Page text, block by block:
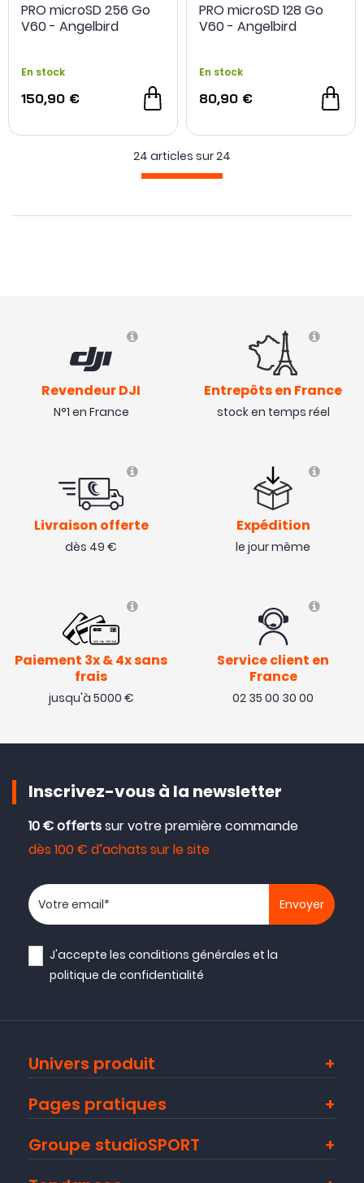
PRO microSD 256 Go
V60 - Angelbird
En stock
150,90 €
PRO microSD 128 Go
V60 - Angelbird
En stock
80,90 €
24 articles sur24
Revendeur DJI
N°1 en France
Entrepôts en France
stock en temps réel
Livraison offerte
dès 49 €
Expédition
le jour même
Paiement 3x & 4x sans
frais
jusqu'à 5000 €
Service client en
France
02 35 00 30 00
Inscrivez-vous à la newsletter
10 € offertssur votre première commande
dès 100 € d’achats sur le site
Votre adresse email
J'accepte lesconditions générales et la
politique de confidentialité
Univers produit
Pages pratiques
Groupe studioSPORT